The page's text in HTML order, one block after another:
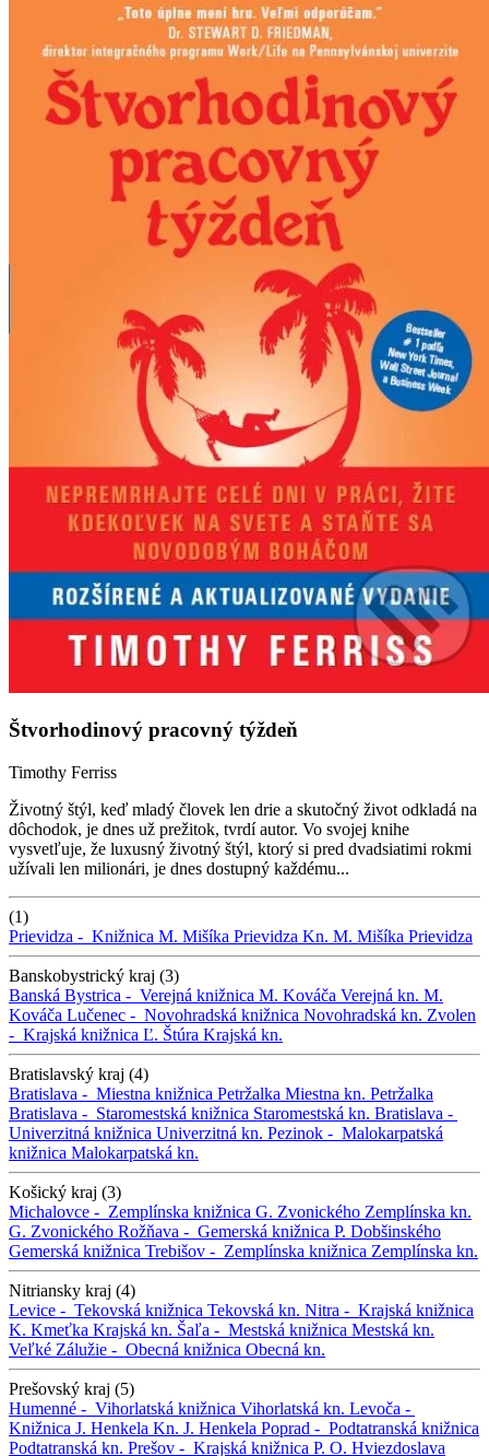
Štvorhodinový pracovný týždeň
Timothy Ferriss
Životný štýl, keď mladý človek len drie a skutočný život odkladá na
dôchodok, je dnes už prežitok, tvrdí autor. Vo svojej knihe
vysvetľuje, že luxusný životný štýl, ktorý si pred dvadsiatimi rokmi
užívali len milionári, je dnes dostupný každému...
(1)
Prievidza - Knižnica M. Mišíka Prievidza Kn. M. Mišíka Prievidza
Banskobystrický kraj (3)
Banská Bystrica - Verejná knižnica M. Kováča Verejná kn. M.
Kováča Lučenec - Novohradská knižnica Novohradská kn. Zvolen
- Krajská knižnica Ľ. Štúra Krajská kn.
Bratislavský kraj (4)
Bratislava - Miestna knižnica Petržalka Miestna kn. Petržalka
Bratislava - Staromestská knižnica Staromestská kn. Bratislava -
Univerzitná knižnica Univerzitná kn. Pezinok - Malokarpatská
knižnica Malokarpatská kn.
Košický kraj (3)
Michalovce - Zemplínska knižnica G. Zvonického Zemplínska kn.
G. Zvonického Rožňava - Gemerská knižnica P. Dobšinského
Gemerská knižnica Trebišov - Zemplínska knižnica Zemplínska kn.
Nitriansky kraj (4)
Levice - Tekovská knižnica Tekovská kn. Nitra - Krajská knižnica
K. Kmeťka Krajská kn. Šaľa - Mestská knižnica Mestská kn.
Veľké Zálužie - Obecná knižnica Obecná kn.
Prešovský kraj (5)
Humenné - Vihorlatská knižnica Vihorlatská kn. Levoča -
Knižnica J. Henkela Kn. J. Henkela Poprad - Podtatranská knižnica
Podtatranská kn. Prešov - Krajská knižnica P. O. Hviezdoslava